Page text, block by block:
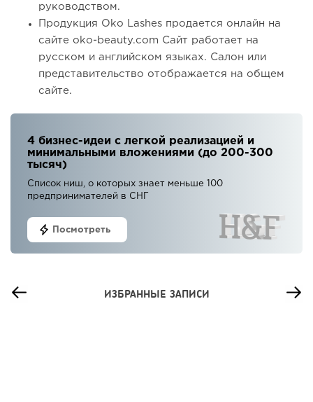
руководством.
Продукция Oko Lashes продается онлайн на
сайте oko-beauty.com Сайт работает на
русском и английском языках. Салон или
представительство отображается на общем
сайте.
4 бизнес-идеи с легкой реализацией и
минимальными вложениями (до 200-300
тысяч)
Список ниш, о которых знает меньше 100
предпринимателей в СНГ
Посмотреть
ИЗБРАННЫЕ ЗАПИСИ